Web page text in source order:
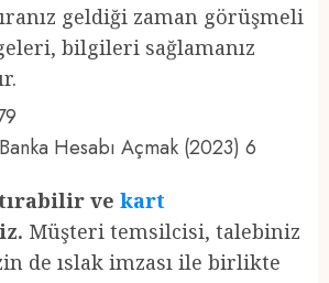
geldiği zaman görüşmeli
bilgileri sağlamanız
Hesabı Açmak (2023) 6
ve kart
Müşteri temsilcisi, talebiniz
de ıslak imzası ile birlikte